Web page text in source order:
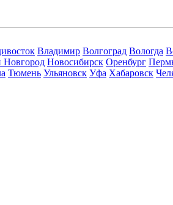
Владимир Волгоград Вологда
Новосибирск Оренбург
Тюмень Ульяновск Уфа Хабаровск